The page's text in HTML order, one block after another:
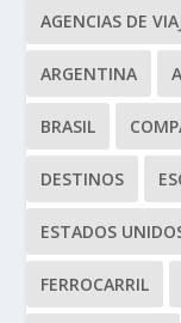
AGENCIAS DE
ARGENTINA
BRASIL
DESTINOS
ESTADOS
FERROCARRIL